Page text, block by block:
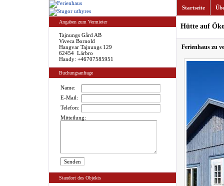
Angaben zum Vermieter
Tajnungs Gård AB
Viveca Bornold
Hangvar Tajnungs 129
62454 Lärbro
Handy: +46707585951
Buchungsanfrage
Name:
E-Mail:
Telefon:
Mitteilung:
Standort des Objekts
Startseite
Hütte auf
Ferienhaus zu